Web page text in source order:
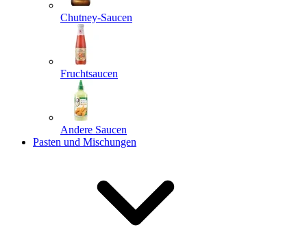
Chutney-Saucen
Fruchtsaucen
Andere Saucen
Pasten und Mischungen